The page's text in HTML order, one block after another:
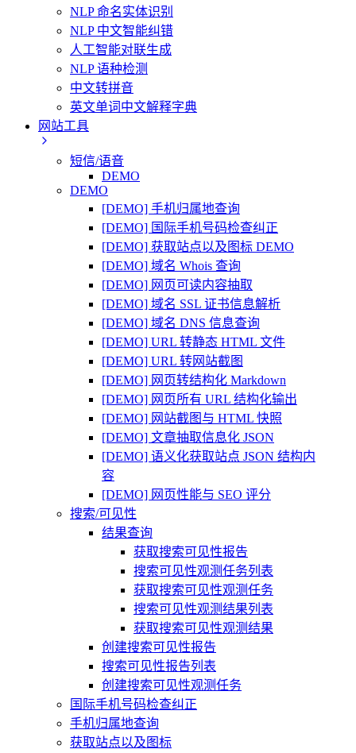
NLP 命名实体识别
NLP 中文智能纠错
人工智能对联生成
NLP 语种检测
中文转拼音
英文单词中文解释字典
网站工具
短信/语音
DEMO
DEMO
[DEMO] 手机归属地查询
[DEMO] 国际手机号码检查纠正
[DEMO] 获取站点以及图标 DEMO
[DEMO] 域名 Whois 查询
[DEMO] 网页可读内容抽取
[DEMO] 域名 SSL 证书信息解析
[DEMO] 域名 DNS 信息查询
[DEMO] URL 转静态 HTML 文件
[DEMO] URL 转网站截图
[DEMO] 网页转结构化 Markdown
[DEMO] 网页所有 URL 结构化输出
[DEMO] 网站截图与 HTML 快照
[DEMO] 文章抽取信息化 JSON
[DEMO] 语义化获取站点 JSON 结构内
容
[DEMO] 网页性能与 SEO 评分
搜索/可见性
结果查询
获取搜索可见性报告
搜索可见性观测任务列表
获取搜索可见性观测任务
搜索可见性观测结果列表
获取搜索可见性观测结果
创建搜索可见性报告
搜索可见性报告列表
创建搜索可见性观测任务
国际手机号码检查纠正
手机归属地查询
获取站点以及图标